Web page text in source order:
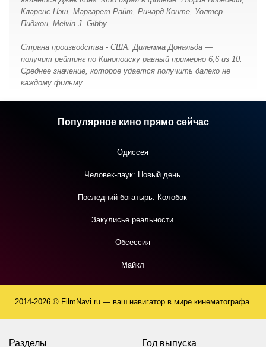
Кларенс Нэш, Маргарет Райт, Ричард Конте, Уолтер
Пиджон, Melvin J. Gibby.
Страна производства - США. Дилемма Дональда —
получит рейтинг по Кинопоиску равный примерно 6,6 из 10.
Среднее значение, которое удается получить далеко не
каждому фильму.
Популярное кино прямо сейчас
Одиссея
Человек-паук: Новый день
Последний богатырь. Колобок
Закулисье реальности
Обсессия
Майкл
2014-2026 © FilmNavi.ru — ваш навигатор в мире кинематографа.
Разделы Год выпуска